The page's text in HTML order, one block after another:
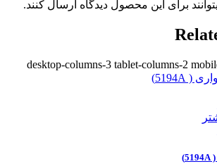
برای این محصول دیدگاه ارسال کنند.
desktop-columns-3 tablet-columns-2